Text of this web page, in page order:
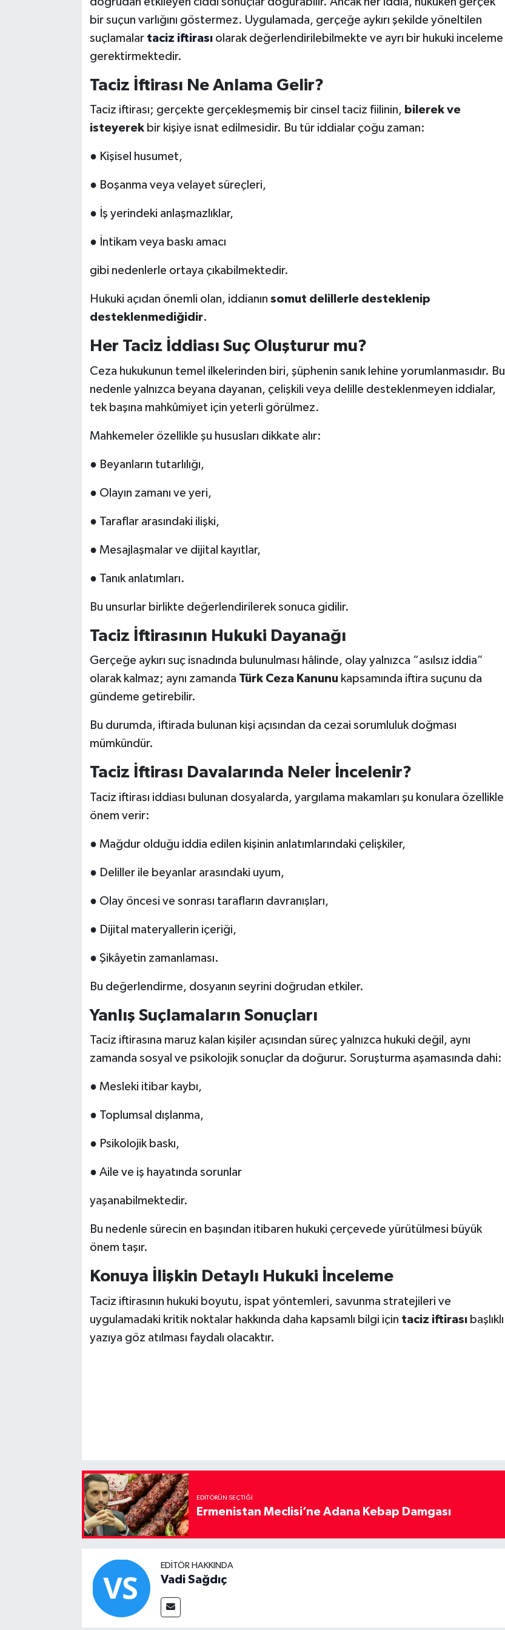
bir suçun varlığını göstermez. Uygulamada, gerçeğe aykırı şekilde yöneltilen
suçlamalar taciz iftirasıolarak değerlendirilebilmekte ve ayrı bir hukuki inceleme
gerektirmektedir.
Taciz İftirası Ne Anlama Gelir?
Taciz iftirası; gerçekte gerçekleşmemiş bir cinsel taciz fiilinin, bilerek ve
isteyerekbir kişiye isnat edilmesidir. Bu tür iddialar çoğu zaman:
● Kişisel husumet,
● Boşanma veya velayet süreçleri,
● İş yerindeki anlaşmazlıklar,
● İntikam veya baskı amacı
gibi nedenlerle ortaya çıkabilmektedir.
Hukuki açıdan önemli olan, iddianın somut delillerle desteklenip
desteklenmediğidir.
Her Taciz İddiası Suç Oluşturur mu?
Ceza hukukunun temel ilkelerinden biri, şüphenin sanık lehine yorumlanmasıdır. Bu
nedenle yalnızca beyana dayanan, çelişkili veya delille desteklenmeyen iddialar,
tek başına mahkûmiyet için yeterli görülmez.
Mahkemeler özellikle şu hususları dikkate alır:
● Beyanların tutarlılığı,
● Olayın zamanı ve yeri,
● Taraflar arasındaki ilişki,
● Mesajlaşmalar ve dijital kayıtlar,
● Tanık anlatımları.
Bu unsurlar birlikte değerlendirilerek sonuca gidilir.
Taciz İftirasının Hukuki Dayanağı
Gerçeğe aykırı suç isnadında bulunulması hâlinde, olay yalnızca “asılsız iddia”
olarak kalmaz; aynı zamanda Türk Ceza Kanunukapsamında iftira suçunu da
gündeme getirebilir.
Bu durumda, iftirada bulunan kişi açısından da cezai sorumluluk doğması
mümkündür.
Taciz İftirası Davalarında Neler İncelenir?
Taciz iftirası iddiası bulunan dosyalarda, yargılama makamları şu konulara özellikle
önem verir:
● Mağdur olduğu iddia edilen kişinin anlatımlarındaki çelişkiler,
● Deliller ile beyanlar arasındaki uyum,
● Olay öncesi ve sonrası tarafların davranışları,
● Dijital materyallerin içeriği,
● Şikâyetin zamanlaması.
Bu değerlendirme, dosyanın seyrini doğrudan etkiler.
Yanlış Suçlamaların Sonuçları
Taciz iftirasına maruz kalan kişiler açısından süreç yalnızca hukuki değil, aynı
zamanda sosyal ve psikolojik sonuçlar da doğurur. Soruşturma aşamasında dahi:
● Mesleki itibar kaybı,
● Toplumsal dışlanma,
● Psikolojik baskı,
● Aile ve iş hayatında sorunlar
yaşanabilmektedir.
Bu nedenle sürecin en başından itibaren hukuki çerçevede yürütülmesi büyük
önem taşır.
Konuya İlişkin Detaylı Hukuki İnceleme
Taciz iftirasının hukuki boyutu, ispat yöntemleri, savunma stratejileri ve
uygulamadaki kritik noktalar hakkında daha kapsamlı bilgi için taciz iftirasıbaşlıklı
yazıya göz atılması faydalı olacaktır.
EDITÖRÜN SEÇTIĞI
Ermenistan Meclisi’ne Adana Kebap Damgası
EDITÖR HAKKINDA
Vadi Sağdıç